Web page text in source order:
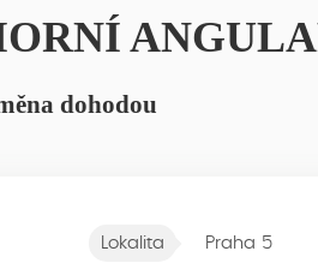
dohodou
Lokalita Praha 5